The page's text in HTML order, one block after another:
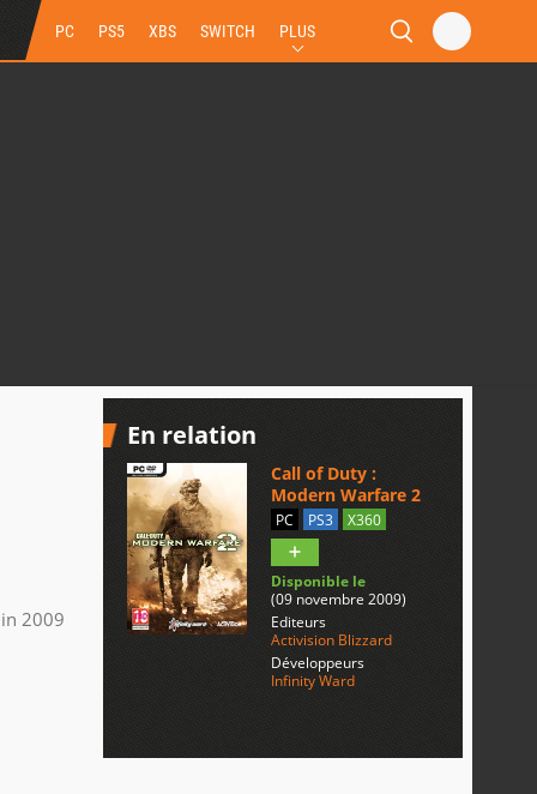
PC PS5 XBS SWITCH PLUS
2009
En relation
Call of Duty :
Modern Warfare 2
PC PS3 X360
Disponible le
(09 novembre 2009)
Editeurs
Activision Blizzard
Développeurs
Infinity Ward